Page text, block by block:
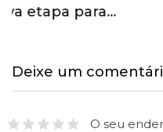
econômica e
Deixe um
O seu